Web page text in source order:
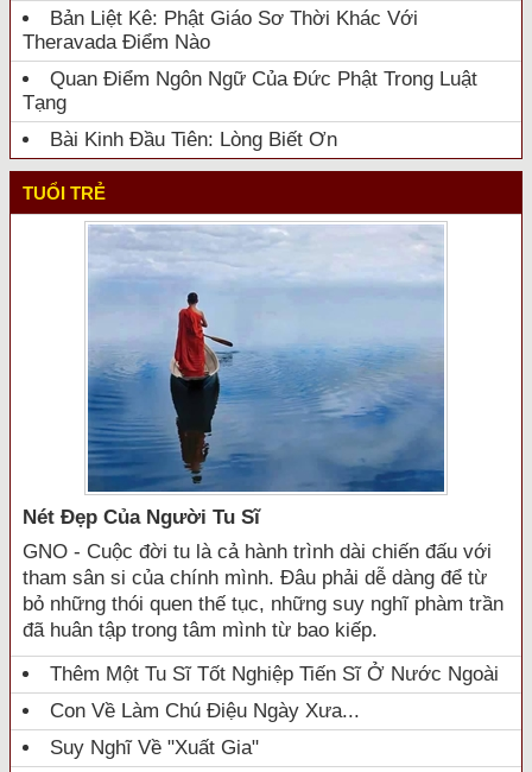
Bản Liệt Kê: Phật Giáo Sơ Thời Khác Với
Theravada Điểm Nào
Quan Điểm Ngôn Ngữ Của Đức Phật Trong Luật
Tạng
Bài Kinh Đầu Tiên: Lòng Biết Ơn
TUỔI TRẺ
Nét Đẹp Của Người Tu Sĩ
GNO - Cuộc đời tu là cả hành trình dài chiến đấu với
tham sân si của chính mình. Đâu phải dễ dàng để từ
bỏ những thói quen thế tục, những suy nghĩ phàm trần
đã huân tập trong tâm mình từ bao kiếp.
Thêm Một Tu Sĩ Tốt Nghiệp Tiến Sĩ Ở Nước Ngoài
Con Về Làm Chú Điệu Ngày Xưa...
Suy Nghĩ Về "xuất Gia"